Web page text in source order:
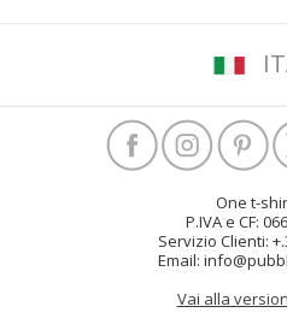
One t-
P.IVA e CF:
Servizio Clienti:
Email:
Vai alla